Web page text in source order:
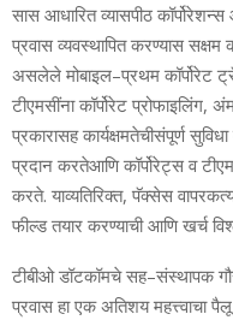
सास आधारित व्यासपीठ कॉर्पोरेशन्स
प्रवास व्यवस्थापित करण्यास सक्षम
असलेले मोबाइल–प्रथम कॉर्पोरेट
टीएमसींना कॉर्पोरेट प्रोफाइलिंग,
प्रकारासह कार्यक्षमतेचीसंपूर्ण सुविधा
प्रदान करतेआणि कॉर्पोरेट्स व
करते. याव्यतिरिक्त, पॅक्सेस
फील्ड तयार करण्याची आणि खर्च
टीबीओ डॉटकॉमचे सह–संस्थापक
प्रवास हा एक अतिशय महत्त्वाचा पैलू